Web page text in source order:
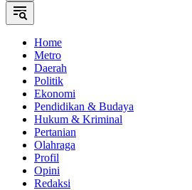
Home
Metro
Daerah
Politik
Ekonomi
Pendidikan & Budaya
Hukum & Kriminal
Pertanian
Olahraga
Profil
Opini
Redaksi